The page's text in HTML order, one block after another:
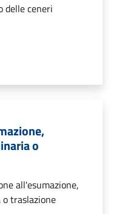
delle ceneri
o
all'esumazione,
traslazione